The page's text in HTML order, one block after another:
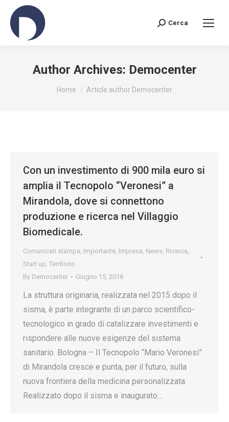
Search:
Cerca
Author Archives: Democenter
You are here:
Home Article author Democenter
Con un investimento di 900 mila euro si
amplia il Tecnopolo “Veronesi” a
Mirandola, dove si connettono
produzione e ricerca nel Villaggio
Biomedicale.
Comunicati stampa, Importante, Impresa, News, Ricerca,
Start up, Territorio
By Democenter Giugno 15, 2018
La struttura originaria, realizzata nel 2015 dopo il
sisma, è parte integrante di un parco scientifico-
tecnologico in grado di catalizzare investimenti e
rispondere alle nuove esigenze del sistema
sanitario. Bologna – Il Tecnopolo “Mario Veronesi”
di Mirandola cresce e punta, per il futuro, sulla
nuova frontiera della medicina personalizzata.
Realizzato dopo il sisma e inaugurato…